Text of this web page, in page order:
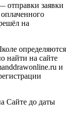
отправки заявки
на
определяются
найти на сайте
и
Сайте до даты